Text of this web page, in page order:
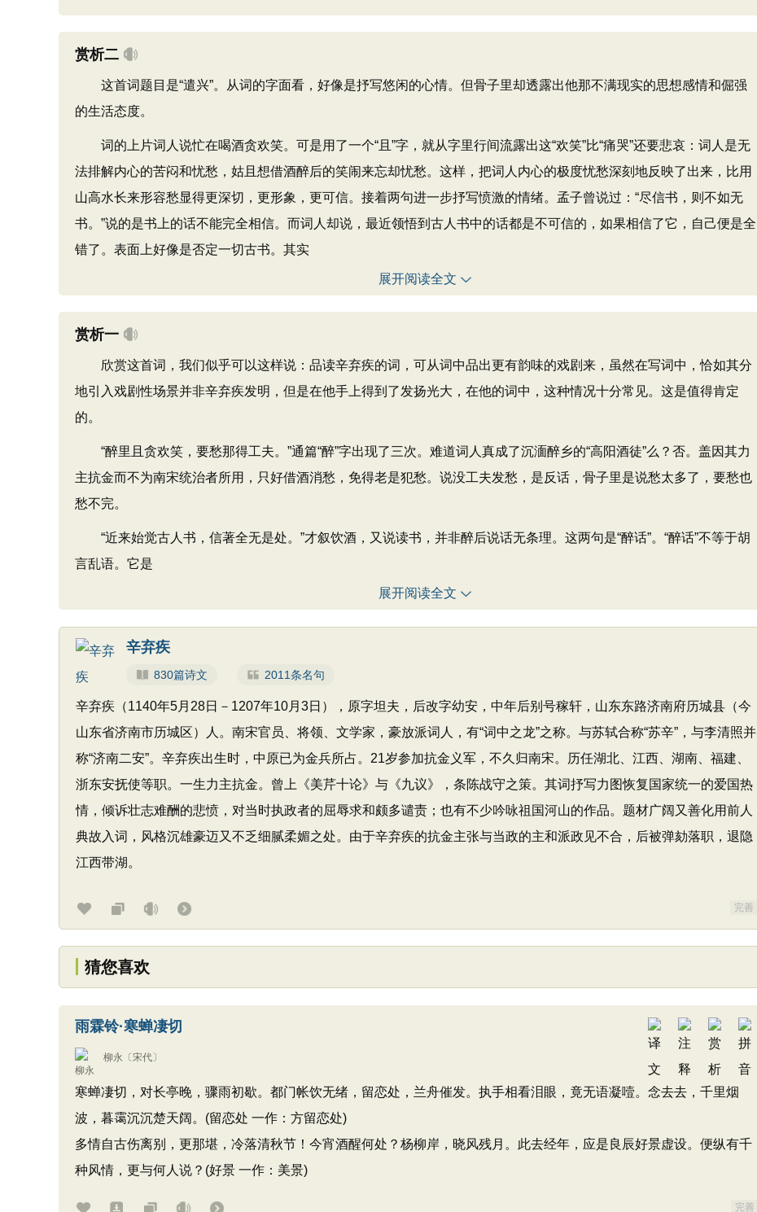
赏析二
这首词题目是“遣兴”。从词的字面看，好像是抒写悠闲的心情。但骨子里却透露出他那不满现实的思想感情和倔强
的生活态度。
词的上片词人说忙在喝酒贪欢笑。可是用了一个“且”字，就从字里行间流露出这“欢笑”比“痛哭”还要悲哀：词人是无
法排解内心的苦闷和忧愁，姑且想借酒醉后的笑闹来忘却忧愁。这样，把词人内心的极度忧愁深刻地反映了出来，比用
山高水长来形容愁显得更深切，更形象，更可信。接着两句进一步抒写愤激的情绪。孟子曾说过：“尽信书，则不如无
书。”说的是书上的话不能完全相信。而词人却说，最近领悟到古人书中的话都是不可信的，如果相信了它，自己便是全
错了。表面上好像是否定一切古书。其实
展开阅读全文
赏析一
欣赏这首词，我们似乎可以这样说：品读辛弃疾的词，可从词中品出更有韵味的戏剧来，虽然在写词中，恰如其分
地引入戏剧性场景并非辛弃疾发明，但是在他手上得到了发扬光大，在他的词中，这种情况十分常见。这是值得肯定
的。
“醉里且贪欢笑，要愁那得工夫。”通篇“醉”字出现了三次。难道词人真成了沉湎醉乡的“高阳酒徒”么？否。盖因其力
主抗金而不为南宋统治者所用，只好借酒消愁，免得老是犯愁。说没工夫发愁，是反话，骨子里是说愁太多了，要愁也
愁不完。
“近来始觉古人书，信著全无是处。”才叙饮酒，又说读书，并非醉后说话无条理。这两句是“醉话”。“醉话”不等于胡
言乱语。它是
展开阅读全文
辛弃疾
830篇诗文 2011条名句
辛弃疾（1140年5月28日－1207年10月3日），原字坦夫，后改字幼安，中年后别号稼轩，山东东路济南府历城县（今
山东省济南市历城区）人。南宋官员、将领、文学家，豪放派词人，有“词中之龙”之称。与苏轼合称“苏辛”，与李清照并
称“济南二安”。辛弃疾出生时，中原已为金兵所占。21岁参加抗金义军，不久归南宋。历任湖北、江西、湖南、福建、
浙东安抚使等职。一生力主抗金。曾上《美芹十论》与《九议》，条陈战守之策。其词抒写力图恢复国家统一的爱国热
情，倾诉壮志难酬的悲愤，对当时执政者的屈辱求和颇多谴责；也有不少吟咏祖国河山的作品。题材广阔又善化用前人
典故入词，风格沉雄豪迈又不乏细腻柔媚之处。由于辛弃疾的抗金主张与当政的主和派政见不合，后被弹劾落职，退隐
江西带湖。
完善
猜您喜欢
雨霖铃·寒蝉凄切
柳永 〔宋代〕
寒蝉凄切，对长亭晚，骤雨初歇。都门帐饮无绪，留恋处，兰舟催发。执手相看泪眼，竟无语凝噎。念去去，千里烟
波，暮霭沉沉楚天阔。(留恋处 一作：方留恋处)
多情自古伤离别，更那堪，冷落清秋节！今宵酒醒何处？杨柳岸，晓风残月。此去经年，应是良辰好景虚设。便纵有千
种风情，更与何人说？(好景 一作：美景)
完善